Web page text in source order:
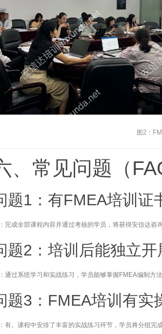
图2：
、常见问题（
题1：有FMEA培训证
完成全部课程内容并通过考核的学员，将获得安信达咨
题2：培训后能独立开
通过系统学习和实战练习，学员能够掌握FMEA编制方
题3：FMEA培训有实
有。课程中安排了丰富的实战练习环节，学员将分组完